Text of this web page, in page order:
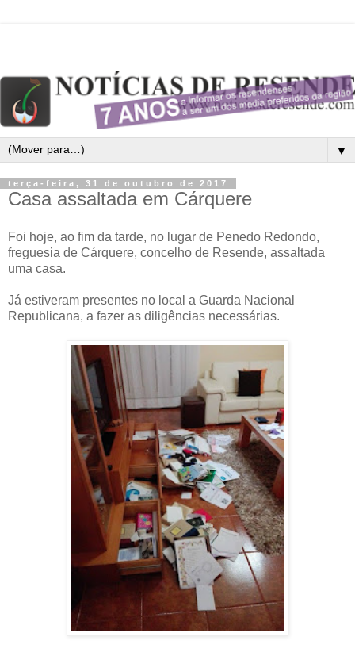
▼
terça-feira, 31 de outubro de 2017
Casa assaltada em Cárquere
Foi hoje, ao fim da tarde, no lugar de Penedo Redondo,
freguesia de Cárquere, concelho de Resende, assaltada
uma casa.
Já estiveram presentes no local a Guarda Nacional
Republicana, a fazer as diligências necessárias.